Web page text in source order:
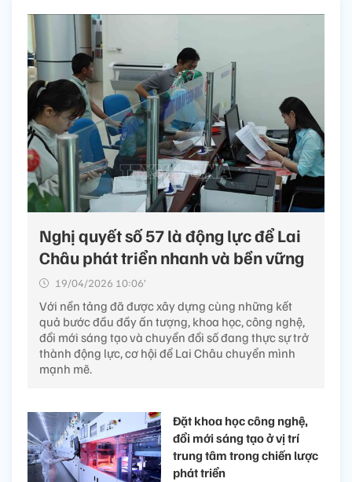
Nghị quyết số 57 là động lực để Lai
Châu phát triển nhanh và bền vững
19/04/2026 10:06’
Với nền tảng đã được xây dựng cùng những kết
quả bước đầu đầy ấn tượng, khoa học, công nghệ,
đổi mới sáng tạo và chuyển đổi số đang thực sự trở
thành động lực, cơ hội để Lai Châu chuyển mình
mạnh mẽ.
Đặt khoa học công nghệ,
đổi mới sáng tạo ở vị trí
trung tâm trong chiến lược
phát triển